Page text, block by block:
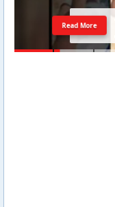
Read More